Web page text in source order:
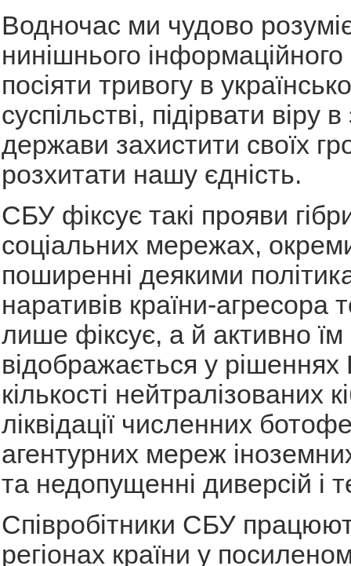
Водночас ми чудово
нинішнього інформаційного
посіяти тривогу в
суспільстві, підірвати віру
держави захистити своїх
розхитати нашу єдність.
СБУ фіксує такі прояви
соціальних мережах,
поширенні деякими
наративів країни-агресора
лише фіксує, а й активно їм
відображається у
кількості нейтралізованих
ліквідації численних
агентурних мереж
та недопущенні диверсій і
Співробітники СБУ
регіонах країни у